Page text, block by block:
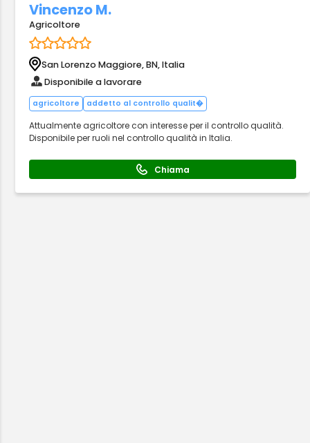
Vincenzo M.
Agricoltore
San Lorenzo Maggiore, BN, Italia
Disponibile a lavorare
agricoltore addetto al controllo qualit�
Attualmente agricoltore con interesse per il controllo qualità.
Disponibile per ruoli nel controllo qualità in Italia.
Chiama